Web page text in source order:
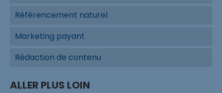
Référencement naturel
Marketing payant
Rédaction de contenu
ALLER PLUS LOIN